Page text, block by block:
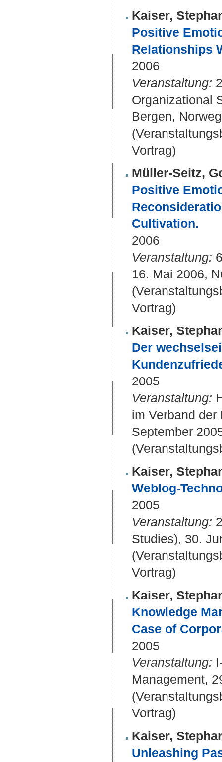
Kaiser,
Positive
Relationships
2006
Veranstaltung:
Organizational
Bergen,
Vortrag)
Müller-Seitz,
Positive
Cultivation.
2006
Veranstaltung:
16. Mai 2006,
Vortrag)
Kaiser,
Der
2005
Veranstaltung:
im Verband der
September
Kaiser,
Weblog-
2005
Veranstaltung:
Studies), 30.
Vortrag)
Kaiser,
Knowledge
Case of
2005
Veranstaltung:
Management,
Vortrag)
Kaiser,
Unleashing